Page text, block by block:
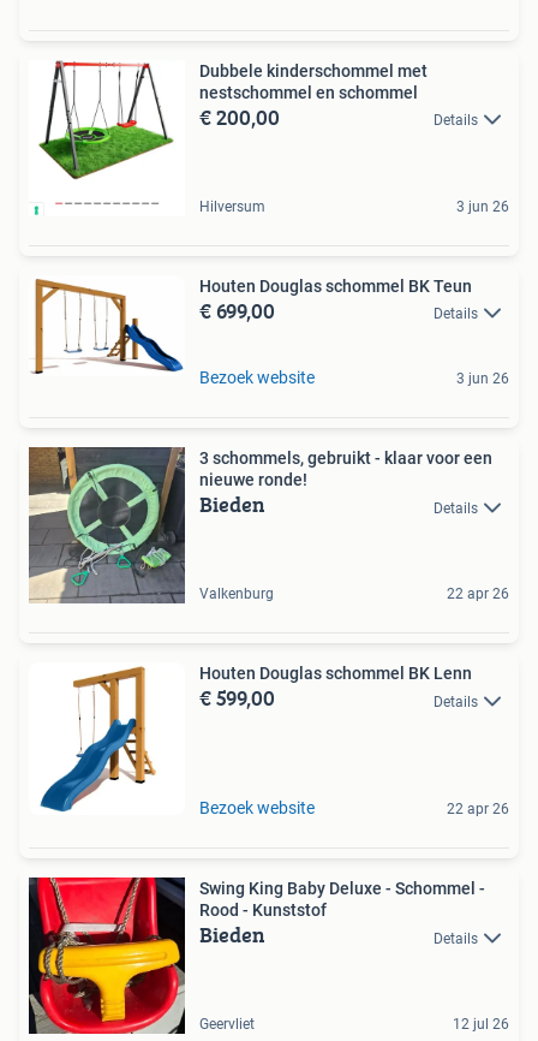
Dubbele kinderschommel met
nestschommel en schommel
€ 200,00 Details
Hilversum 3 jun 26
Houten Douglas schommel BK Teun
€ 699,00 Details
Bezoek website 3 jun 26
3 schommels, gebruikt - klaar voor een
nieuwe ronde!
Bieden Details
Valkenburg 22 apr 26
Houten Douglas schommel BK Lenn
€ 599,00 Details
Bezoek website 22 apr 26
Swing King Baby Deluxe - Schommel -
Rood - Kunststof
Bieden Details
Geervliet 12 jul 26